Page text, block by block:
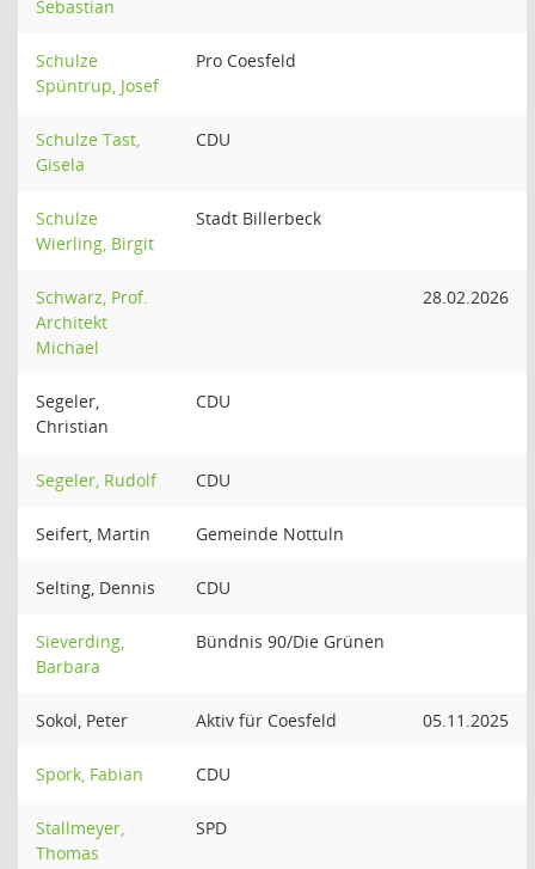
Sebastian
Schulze
Spüntrup, Josef
Pro Coesfeld
Schulze Tast,
Gisela
CDU
Schulze
Wierling, Birgit
Stadt Billerbeck
Schwarz, Prof.
Architekt
Michael
28.02.2026
Segeler,
Christian
CDU
Segeler, Rudolf CDU
Seifert, Martin Gemeinde Nottuln
Selting, Dennis CDU
Sieverding,
Barbara
Bündnis 90/Die Grünen
Sokol, Peter Aktiv für Coesfeld 05.11.2025
Spork, Fabian CDU
Stallmeyer,
Thomas
SPD